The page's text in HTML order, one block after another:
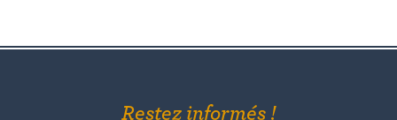
Restez informés !